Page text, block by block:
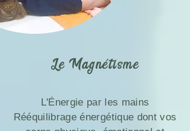
Le Magnétisme
L'Énergie par les mains
Rééquilibrage énergétique dont vos